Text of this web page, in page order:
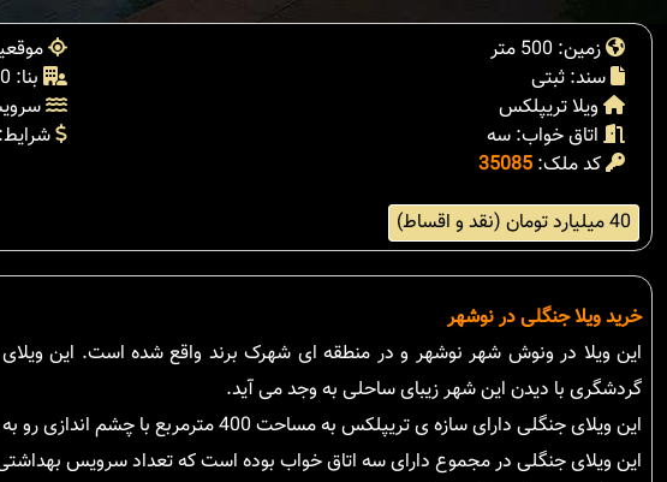
زمین: 500 متر
سند: ثبتی
بنا: 400 متر
ویلا تریپلکس
اتاق خواب: سه
کد ملک: 35085
40 میلیارد تومان (نقد و اقساط)
خرید ویلا جنگلی در نوشهر
این ویلا در ونوش شهر نوشهر و در منطقه ای شهرک برند واقع شده است. این
گردشگری با دیدن این شهر زیبای ساحلی به وجد می آید.
این ویلای جنگلی دارای سازه ی تریپلکس به مساحت 400 مترمربع با چشم اندازی رو به جنگل، کوه و دریا در زمینی به مساحت 500 متر مربع واقع شده است.
این ویلای جنگلی در مجموع دارای سه اتاق خواب بوده است که تعداد سرویس